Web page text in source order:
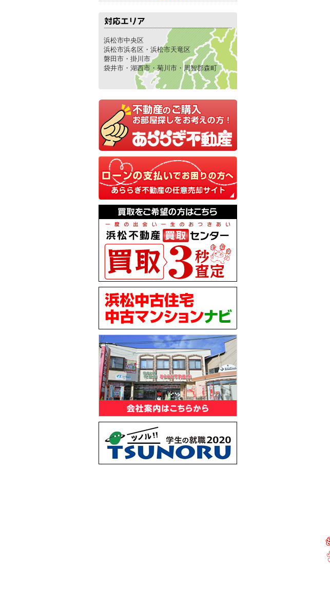
浜松市中央区
浜松市浜名区・浜松市天竜区
磐田市・掛川市
袋井市・湖西市・菊川市・周智郡森町